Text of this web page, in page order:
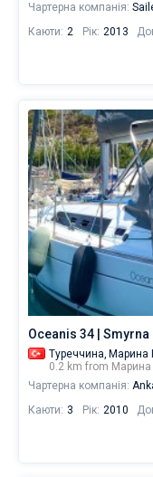
Чартерна компанія:
Каюти: 2 Рік: 2013
Oceanis 34 | Smyrna
Туреччина, Марина
0.2 km from
Чартерна компанія:
Каюти: 3 Рік: 2010